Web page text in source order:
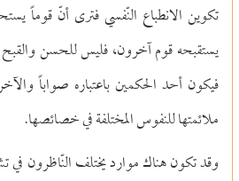
تكوين الانطباع النّفسي فترى أنّ قوماً
يستقبحه قوم آخرون، فليس للحسن والقبح
فيكون أحد الحكمين باعتباره صواباً
ملائمتها للنفوس المختلفة في خصائصها.
وقد تكون هناك موارد يختلف النّاظرون